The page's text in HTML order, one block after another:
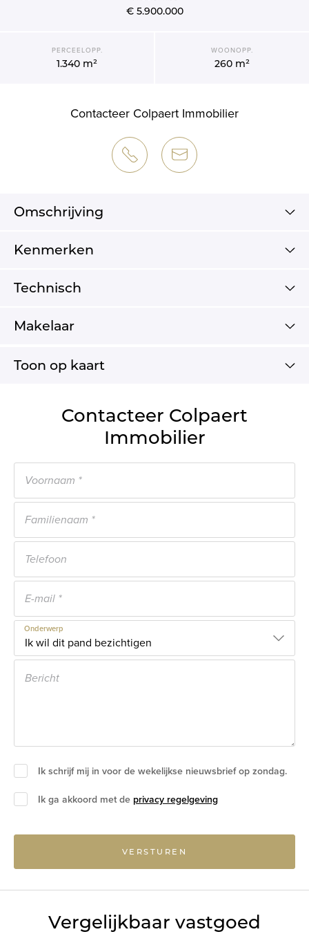
€ 5.900.000
PERCEELOPP.
1.340 m²
WOONOPP.
260 m²
Contacteer Colpaert Immobilier
Omschrijving
Kenmerken
Technisch
Makelaar
Toon op kaart
Contacteer Colpaert
Immobilier
Onderwerp
Ik schrijf mij in voor de wekelijkse nieuwsbrief op zondag.
Ik ga akkoord met de privacy regelgeving
VERSTUREN
Vergelijkbaar vastgoed